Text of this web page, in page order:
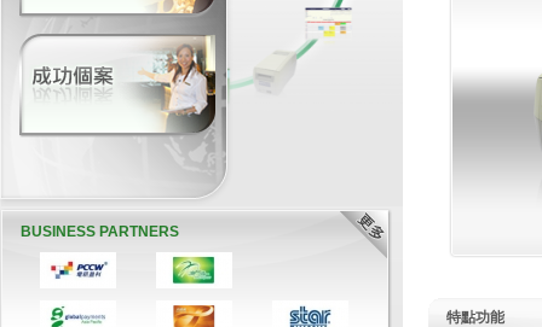
BUSINESS PARTNERS
特點功能